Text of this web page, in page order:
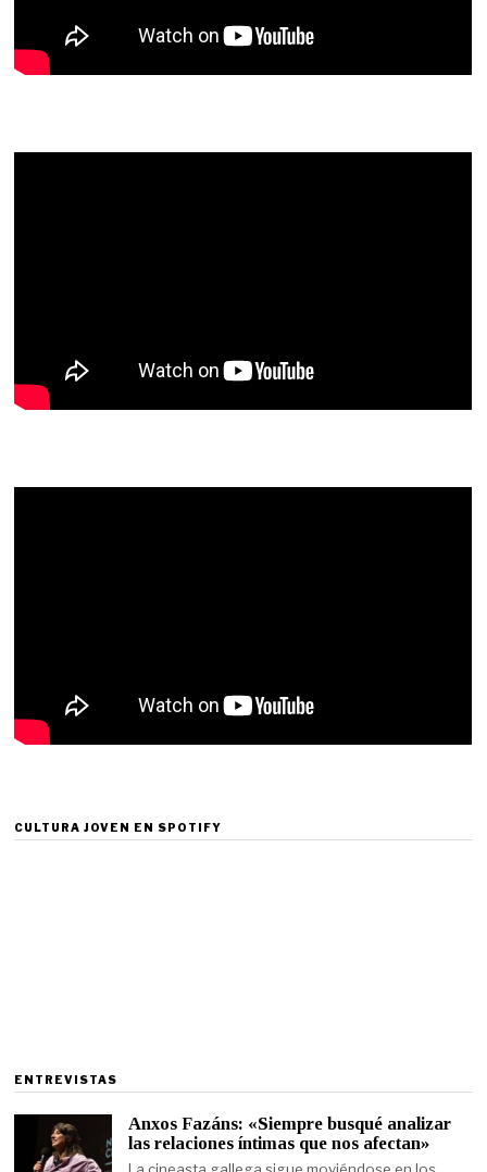
CULTURA JOVEN EN SPOTIFY
ENTREVISTAS
Anxos Fazáns: «Siempre busqué analizar
las relaciones íntimas que nos afectan»